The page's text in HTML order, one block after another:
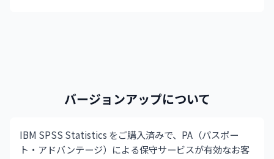
バージョンアップについて
IBM SPSS Statistics をご購入済みで、PA（パスポー
ト・アドバンテージ）による保守サービスが有効なお客